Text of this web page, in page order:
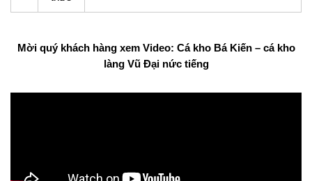
Mời quý khách hàng xem Video: Cá kho Bá Kiến – cá kho
làng Vũ Đại nức tiếng